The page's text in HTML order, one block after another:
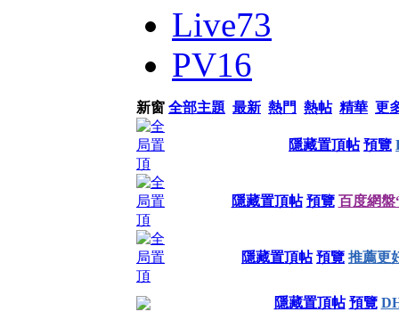
Live73
PV16
新窗 全部主題 最新 熱門 熱帖 精華 更
隱藏置頂帖 預覽
隱藏置頂帖 預覽 百度網盤
隱藏置頂帖 預覽 推薦更
隱藏置頂帖 預覽